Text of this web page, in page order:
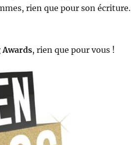
rien que pour son écriture.
Awards, rien que pour vous !